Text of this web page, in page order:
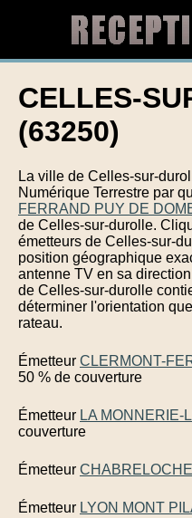
CELLES-
(63250)
La ville de Celles-sur-
Numérique Terrestre par
FERRAND PUY DE
de Celles-sur-durolle.
émetteurs de Celles-sur-
position géographique
antenne TV en sa
de Celles-sur-durolle
déterminer l'orientation
rateau.
Émetteur CLERMONT-
50 % de couverture
Émetteur LA MONNERIE-
couverture
Émetteur CHABRELOCHE
Émetteur LYON MONT